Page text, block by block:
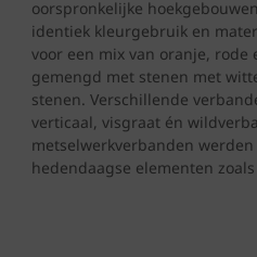
oorspronkelijke
identiek kleurgebruik en
voor een mix van oranje, rode
gemengd met stenen met
stenen. Verschillende
verticaal, visgraat én
metselwerkverbanden
hedendaagse elementen zoals